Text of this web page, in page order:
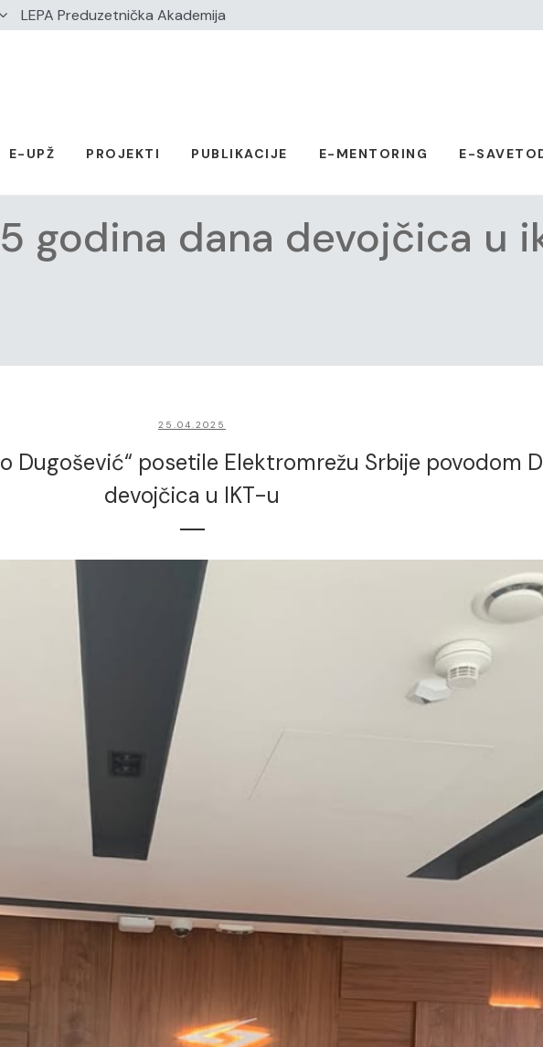
LEPA Preduzetnička Akademija
E-UPŽ PROJEKTI PUBLIKACIJE E-MENTORING E-
godina dana devojčica u
25.04.2025
Dugošević“ posetile Elektromrežu Srbije povodom
devojčica u IKT-u